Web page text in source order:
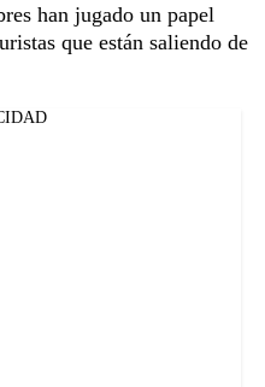
han jugado un papel
que están saliendo de